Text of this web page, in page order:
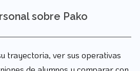
sobre Pako
trayectoria, ver sus operativas